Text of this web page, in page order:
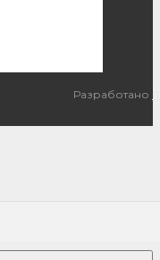
Разработано